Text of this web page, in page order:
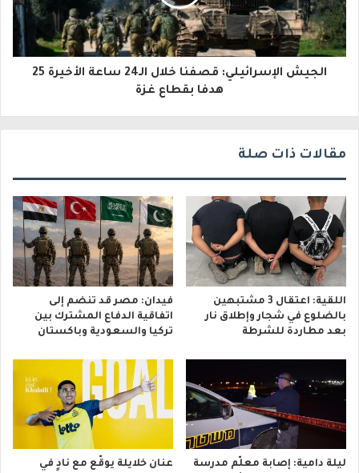
ر
و
الجيش الإسرائيلي: قصفنا خلال الـ24 ساعة الأخيرة 25
هدفا بقطاع غزة
مقالات ذات صلة
اللقية: اعتقال 3 مشتبهين
بالضلوع في شجار وإطلاق نار
بعد مطاردة للشرطة
فيدان: مصر قد تنضم إلى
اتفاقية الدفاع المشترك بين
تركيا والسعودية وباكستان
ليلة دامية: إصابة معلّم مدرسة
عنان خلايلة يوقّع مع نادٍ في